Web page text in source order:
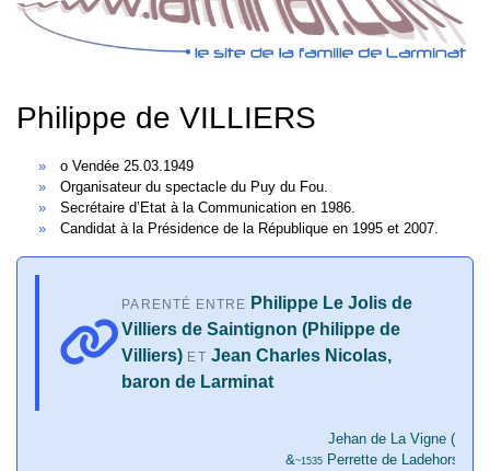
Philippe de VILLIERS
o Vendée 25.03.1949
Organisateur du spectacle du Puy du Fou.
Secrétaire d’Etat à la Communication en 1986.
Candidat à la Présidence de la République en 1995 et 2007.
PARENTÉ ENTRE
Philippe Le Jolis de
Villiers de Saintignon (Philippe de
Villiers) ET Jean Charles Nicolas,
baron de Larminat
Jehan de La Vigne (-/
&~1535Perrette de Ladehors